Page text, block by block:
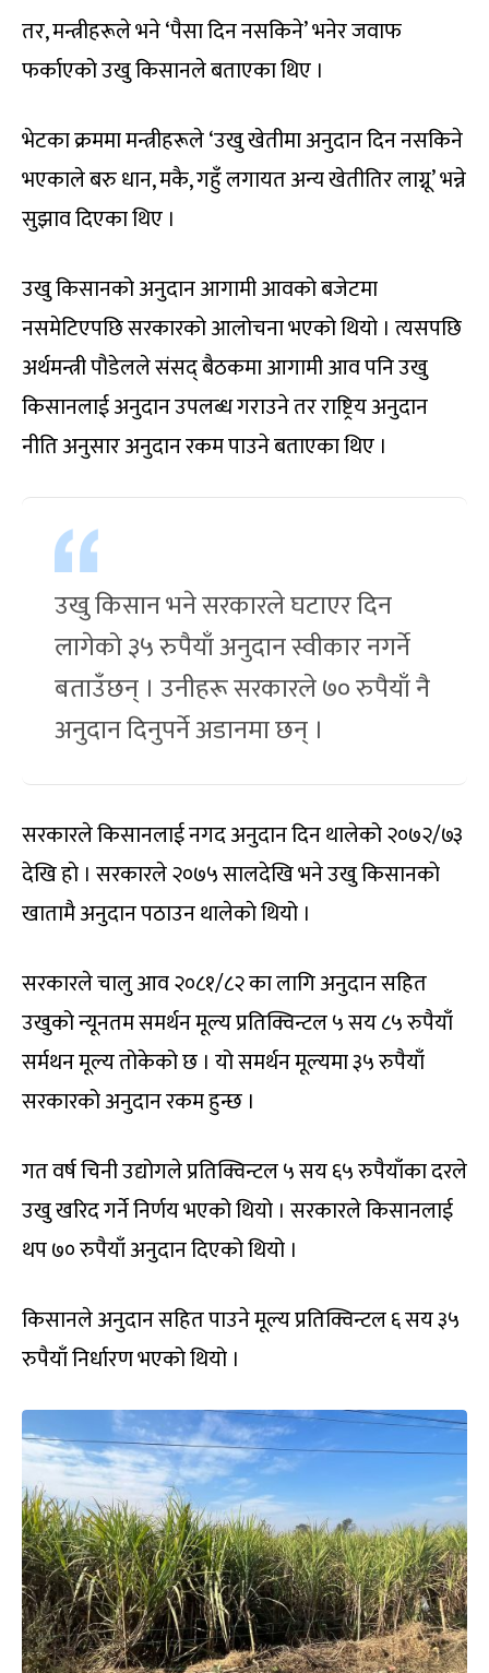
तर, मन्त्रीहरूले भने ‘पैसा दिन नसकिने’ भनेर जवाफ
फर्काएको उखु किसानले बताएका थिए ।
भेटका क्रममा मन्त्रीहरूले ‘उखु खेतीमा अनुदान दिन नसकिने
भएकाले बरु धान, मकै, गहुँ लगायत अन्य खेतीतिर लाग्नू’ भन्ने
सुझाव दिएका थिए ।
उखु किसानको अनुदान आगामी आवको बजेटमा
नसमेटिएपछि सरकारको आलोचना भएको थियो । त्यसपछि
अर्थमन्त्री पौडेलले संसद् बैठकमा आगामी आव पनि उखु
किसानलाई अनुदान उपलब्ध गराउने तर राष्ट्रिय अनुदान
नीति अनुसार अनुदान रकम पाउने बताएका थिए ।
उखु किसान भने सरकारले घटाएर दिन
लागेको ३५ रुपैयाँ अनुदान स्वीकार नगर्ने
बताउँछन् । उनीहरू सरकारले ७० रुपैयाँ नै
अनुदान दिनुपर्ने अडानमा छन् ।
सरकारले किसानलाई नगद अनुदान दिन थालेको २०७२/७३
देखि हाे । सरकारले २०७५ सालदेखि भने उखु किसानकाे
खातामै अनुदान पठाउन थालेकाे थियो ।
सरकारले चालु आव २०८१/८२ का लागि अनुदान सहित
उखुको न्यूनतम समर्थन मूल्य प्रतिक्विन्टल ५ सय ८५ रुपैयाँ
सर्मथन मूल्य तोकेको छ । यो समर्थन मूल्यमा ३५ रुपैयाँ
सरकारको अनुदान रकम हुन्छ ।
गत वर्ष चिनी उद्योगले प्रतिक्विन्टल ५ सय ६५ रुपैयाँका दरले
उखु खरिद गर्ने निर्णय भएको थियो । सरकारले किसानलाई
थप ७० रुपैयाँ अनुदान दिएको थियो ।
किसानले अनुदान सहित पाउने मूल्य प्रतिक्विन्टल ६ सय ३५
रुपैयाँ निर्धारण भएको थियो ।